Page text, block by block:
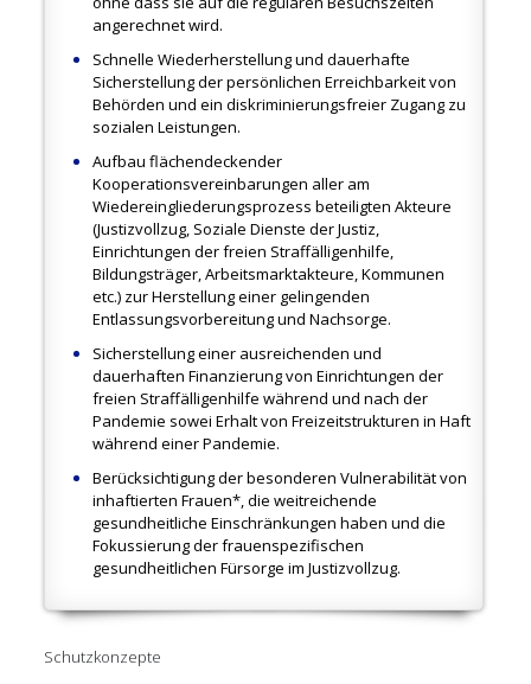
angerechnet wird.
Schnelle Wiederherstellung und dauerhafte
Sicherstellung der persönlichen Erreichbarkeit von
Behörden und ein diskriminierungsfreier Zugang zu
sozialen Leistungen.
Aufbau flächendeckender
Kooperationsvereinbarungen aller am
Wiedereingliederungsprozess beteiligten Akteure
(Justizvollzug, Soziale Dienste der Justiz,
Einrichtungen der freien Straffälligenhilfe,
Bildungsträger, Arbeitsmarktakteure, Kommunen
etc.) zur Herstellung einer gelingenden
Entlassungsvorbereitung und Nachsorge.
Sicherstellung einer ausreichenden und
dauerhaften Finanzierung von Einrichtungen der
freien Straffälligenhilfe während und nach der
Pandemie sowei Erhalt von Freizeitstrukturen in Haft
während einer Pandemie.
Berücksichtigung der besonderen Vulnerabilität von
inhaftierten Frauen*, die weitreichende
gesundheitliche Einschränkungen haben und die
Fokussierung der frauenspezifischen
gesundheitlichen Fürsorge im Justizvollzug.
Schutzkonzepte